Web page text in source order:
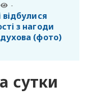
-
відбулися
з нагоди
(фото)
сутки